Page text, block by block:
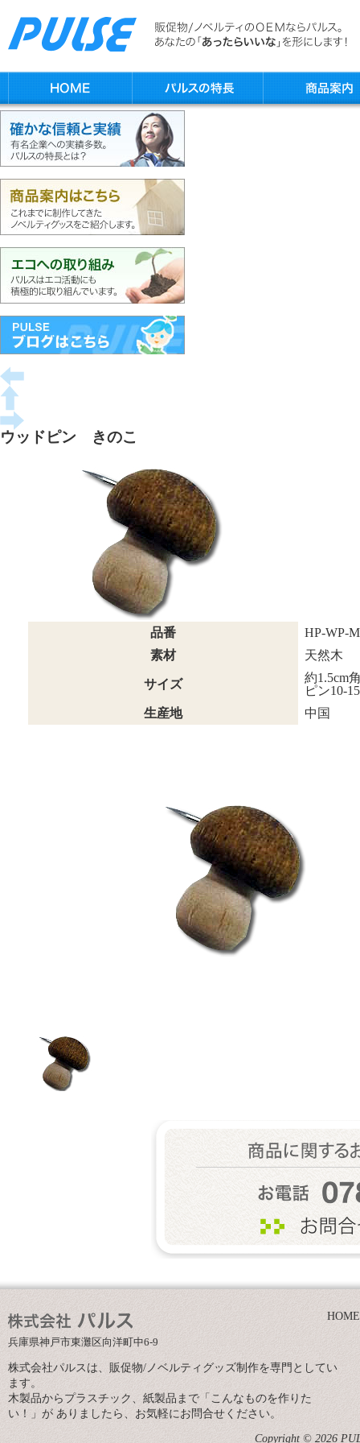
ウッドピン きのこ
品番
HP-WP-
素材
天然木
サイズ
約1.5cm
ピン10-
生産地
中国
兵庫県神戸市東灘区向洋町中6-9
HOME
株式会社パルスは、販促物/ノベルティグッズ制作を専門としてい
ます。
木製品からプラスチック、紙製品まで「こんなものを作りた
い！」が ありましたら、お気軽にお問合せください。
Copyright © 2026